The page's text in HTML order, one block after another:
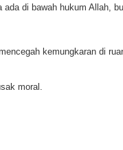
di bawah hukum Allah,
kemungkaran di
moral.